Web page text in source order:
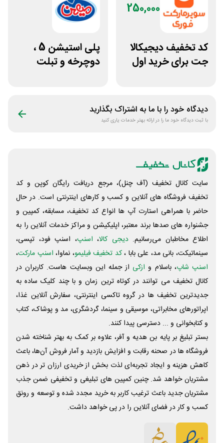
250,000
کد تخفیف دیجیکالا
جت برای خرید اول
پلی استیشن 5 ،
دوچرخه و تبلت
دیدگاه خود را با ما به اشتراک بگذارید
با ثبت دیدگاه خود ما را در ارائه بهتر خدمات یاری کنید
سایت کانال تخفیف (آف چنل)، مرجع دریافت رایگان کوپن و کد
تخفیف فروشگاه های آنلاین و کسب و‌ کارهای اینترنتی است. در حال
حاضر با همراهی استارت آپ ها انواع کد تخفیف، مسابقه، کمپین و
جشنواره های صدها برند معتبر، اپلیکیشن و مراکز خدمات آنلاین را به
اطلاع مخاطبان می‌رسانیم. دیجی کالا، اسنپ، اسنپ فود، تپسی،
سینماتیکت، بانی مد، علی‌ بابا ،کد تخفیف فیلیمو، نماوا، اسنپ مارکت،
اسنپ شاپ، باسلام و ازکی از جمله این وبسایت ‌هاست. کاربران در
کانال تخفیف می توانند در کوتاه ترین زمان و با چند کلیک ساده به
جدیدترین تخفیف ها در گروه تاکسی اینترنتی، سفارش آنلاین غذا،
اپراتورهای مخابراتی، موسیقی و سینما، گردشگری، مد و پوشاک، کتاب
و کتابخوانی و ... دسترسی پیدا کنند.
بستر تبلیغ بر پایه بن هدیه و آفر، علاوه بر کمک به بهتر شناخته شدن
فروشگاه ها در صحنه رقابت و افزایش بازدید و آمار فروش آن‌ها، باعث
کاهش هزینه و ایجاد تجربه‌ای لذت بخش از خریدی ارزان تر در ذهن
مشتریان خواهد شد. چنین کمپین های تبلیغی و تخفیفی ضمن جذب
مشتریان جدید باعث ترغیب کاربر به خرید مجدد شده و توسعه و رونق
کسب و کار در فضای آنلاین را در پی خواهد داشت.